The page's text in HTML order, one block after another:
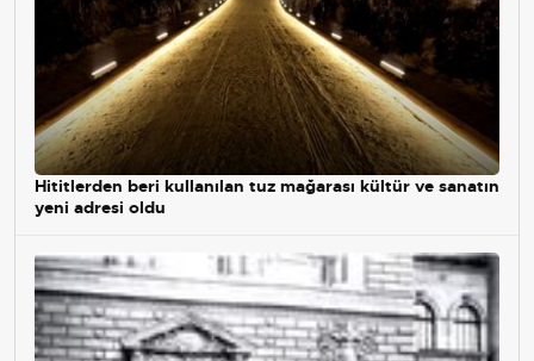
Hititlerden beri kullanılan tuz mağarası kültür ve sanatın
yeni adresi oldu